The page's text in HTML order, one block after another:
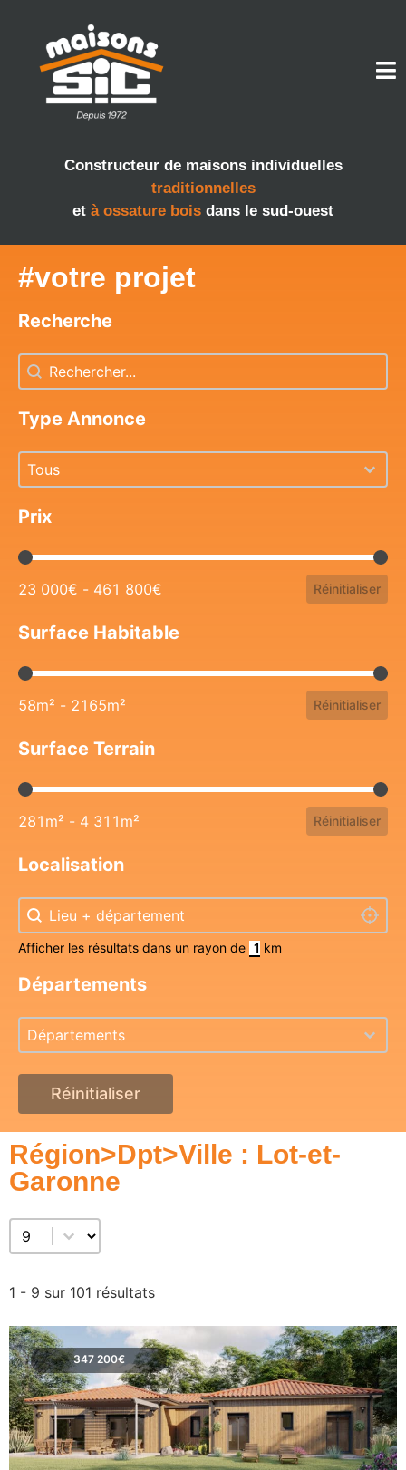
Constructeur de maisons individuelles
traditionnelles
et à ossature bois dans le sud-ouest
#votre projet
Recherche
Recherche
Recherche
Type Annonce
Type Annonce
Type Annonce
Type Annonce
Prix
Prix
23 000€ - 461 800€ Réinitialiser
Surface Habitable
Surface Habitable
58m² - 2165m² Réinitialiser
Surface Terrain
Surface Terrain
281m² - 4 311m² Réinitialiser
Localisation
Localisation
Localisation
Afficher les résultats dans un rayon de km
Départements
Départements
Départements
Départements
Réinitialiser
Région>Dpt>Ville : Lot-et-
Garonne
Sélectionnez un nombre par page
1 - 9 sur 101 résultats
347 200€